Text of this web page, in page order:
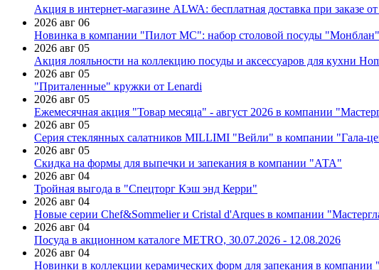
Акция в интернет-магазине ALWA: бесплатная доставка при заказе
2026 авг 06
Новинка в компании "Пилот МС": набор столовой посуды
2026 авг 05
Акция лояльности на коллекцию посуды и аксессуаров для кухни
2026 авг 05
"Приталенные" кружки от Lenardi
2026 авг 05
Ежемесячная акция "Товар месяца" - август 2026 в компании
2026 авг 05
Серия стеклянных салатников MILLIMI "Вейли" в компании "Гала-
2026 авг 05
Скидка на формы для выпечки и запекания в компании "АТА"
2026 авг 04
Тройная выгода в "Спецторг Кэш энд Керри"
2026 авг 04
Новые серии Chef&Sommelier и Cristal d'Arques в компании
2026 авг 04
Посуда в акционном каталоге METRO, 30.07.2026 - 12.08.2026
2026 авг 04
Новинки в коллекции керамических форм для запекания в